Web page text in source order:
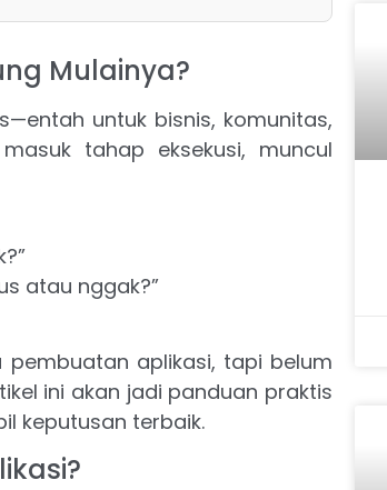
Mulainya?
untuk bisnis, komunitas,
tahap eksekusi, muncul
atau nggak?”
aplikasi, tapi belum
ini akan jadi panduan praktis
keputusan terbaik.